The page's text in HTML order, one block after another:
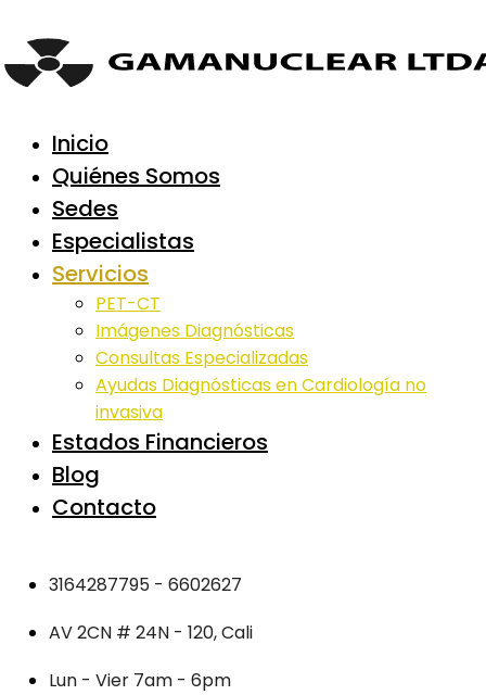
Inicio
Quiénes Somos
Sedes
Especialistas
Servicios
PET-CT
Imágenes Diagnósticas
Consultas Especializadas
Ayudas Diagnósticas en Cardiología no
invasiva
Estados Financieros
Blog
Contacto
3164287795 - 6602627
AV 2CN # 24N - 120, Cali
Lun - Vier 7am - 6pm